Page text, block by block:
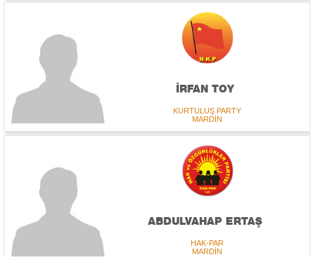
İRFAN TOY
KURTULUŞ PARTY
MARDİN
ABDULVAHAP ERTAŞ
HAK-PAR
MARDİN